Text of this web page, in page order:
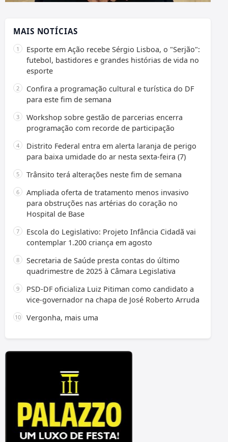
MAIS NOTÍCIAS
Esporte em Ação recebe Sérgio Lisboa, o "Serjão":
futebol, bastidores e grandes histórias de vida no
esporte
Confira a programação cultural e turística do DF
para este fim de semana
Workshop sobre gestão de parcerias encerra
programação com recorde de participação
Distrito Federal entra em alerta laranja de perigo
para baixa umidade do ar nesta sexta-feira (7)
Trânsito terá alterações neste fim de semana
Ampliada oferta de tratamento menos invasivo
para obstruções nas artérias do coração no
Hospital de Base
Escola do Legislativo: Projeto Infância Cidadã vai
contemplar 1.200 criança em agosto
Secretaria de Saúde presta contas do último
quadrimestre de 2025 à Câmara Legislativa
PSD-DF oficializa Luiz Pitiman como candidato a
vice-governador na chapa de José Roberto Arruda
Vergonha, mais uma